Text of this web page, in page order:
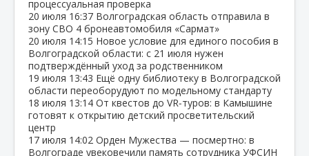
процессуальная проверка
20 июля 16:37 Волгоградская область отправила в
зону СВО 4 бронеавтомобиля «Сармат»
20 июля 14:15 Новое условие для единого пособия в
Волгоградской области: с 21 июля нужен
подтверждённый уход за родственником
19 июля 13:43 Ещё одну библиотеку в Волгоградской
области переоборудуют по модельному стандарту
18 июля 13:14 От квестов до VR‑туров: в Камышине
готовят к открытию детский просветительский
центр
17 июля 14:02 Орден Мужества — посмертно: в
Волгограде увековечили память сотрудника УФСИН